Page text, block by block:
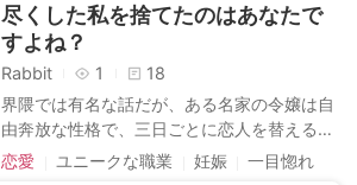
な自分に別れを告げ、新たな道へと踏み出す
のだった。
尽くした私を捨てたのはあなたで
すよね？
Rabbit 1
18
界隈では有名な話だが、ある名家の令嬢は自
由奔放な性格で、三日ごとに恋人を替えるよ
うな人物だった。 だが、誰も予想だにしなか
恋愛 ユニークな職業 妊娠
一目惚れ